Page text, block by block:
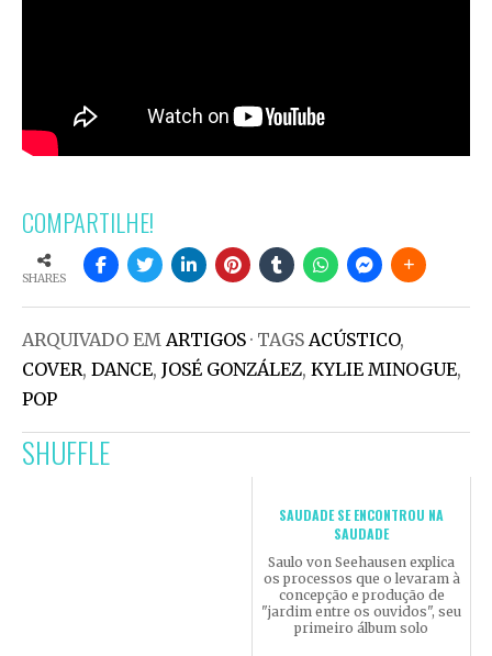
COMPARTILHE!
SHARES
ARQUIVADO EM ARTIGOS · TAGS ACÚSTICO,
COVER, DANCE, JOSÉ GONZÁLEZ, KYLIE MINOGUE,
POP
SHUFFLE
SAUDADE SE ENCONTROU NA
SAUDADE
Saulo von Seehausen explica
os processos que o levaram à
concepção e produção de
"jardim entre os ouvidos", seu
primeiro álbum solo